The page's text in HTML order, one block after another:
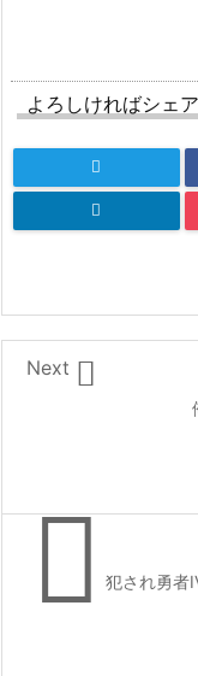
よろしければシェ

Next
犯され勇者